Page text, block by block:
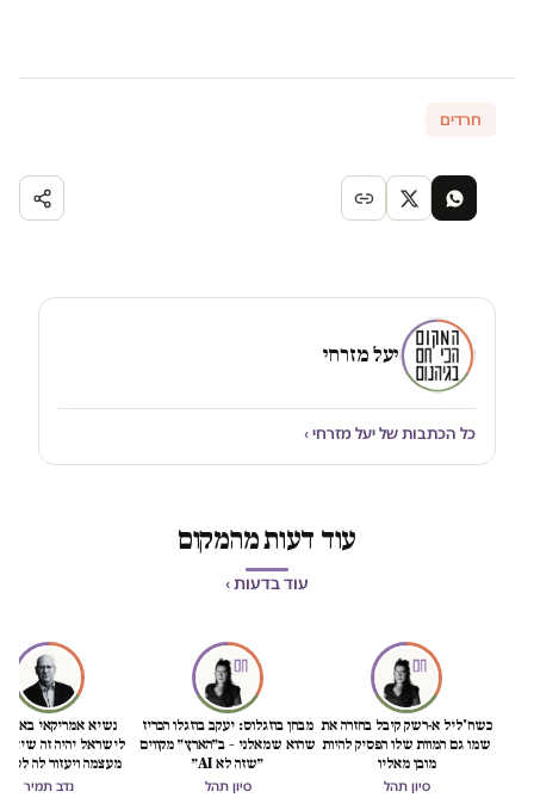
חרדים
יעל מזרחי
כל הכתבות של יעל מזרחי ›
עוד דעות מהמקום
עוד בדעות ›
כשח'ליל א-רשק קיבל בחזרה את
שמו גם המוות שלו הפסיק להיות
מובן מאליו
סיון תהל
מבחן בוזגלוס: יעקב בוזגלו הכריז
שהוא שמאלני – ב״הארץ״ מקווים
״שזה לא AI״
סיון תהל
נשיא אמריקאי באמת
לישראל יהיה זה
מעצמה ויעזור לה
הכיבוש
נדב תמיר